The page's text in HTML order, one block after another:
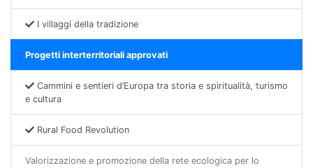
I villaggi della tradizione
Progetti interterritoriali approvati
Cammini e sentieri d’Europa tra storia e spiritualità, turismo
e cultura
Rural Food Revolution
Valorizzazione e promozione della rete ecologica per lo